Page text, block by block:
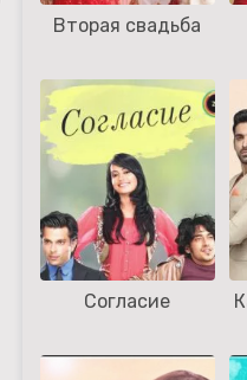
Вторая свадьба
Согласие